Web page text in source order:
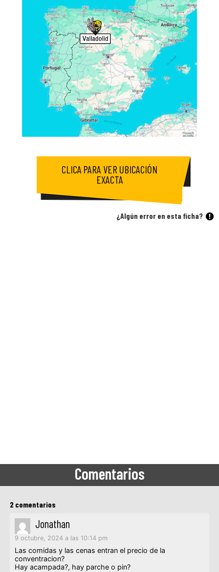
CLICA PARA VER UBICACIÓN
EXACTA
¿Algún error en esta ficha?
Comentarios
2 comentarios
Jonathan
9 octubre, 2024 a las 10:14 pm
Las comidas y las cenas entran el precio de la
conventracion?
Hay acampada?, hay parche o pin?